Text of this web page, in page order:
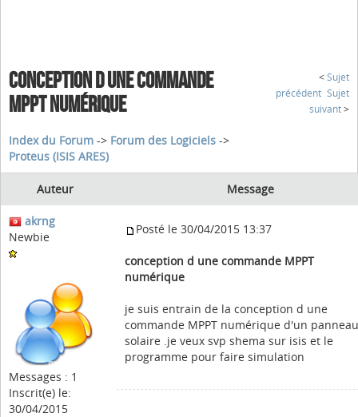
CONCEPTION D UNE COMMANDE
MPPT NUMÉRIQUE
< Sujet
précédent Sujet
suivant >
Index du Forum -> Forum des Logiciels ->
Proteus (ISIS ARES)
Auteur Message
akrng
Newbie
Messages : 1
Inscrit(e) le:
30/04/2015
Posté le 30/04/2015 13:37
conception d une commande MPPT
numérique
je suis entrain de la conception d une
commande MPPT numérique d'un panneau
solaire .je veux svp shema sur isis et le
programme pour faire simulation